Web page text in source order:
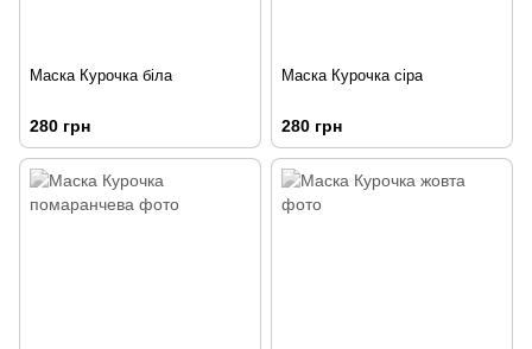
Маска Курочка біла
280 грн
Маска Курочка сіра
280 грн